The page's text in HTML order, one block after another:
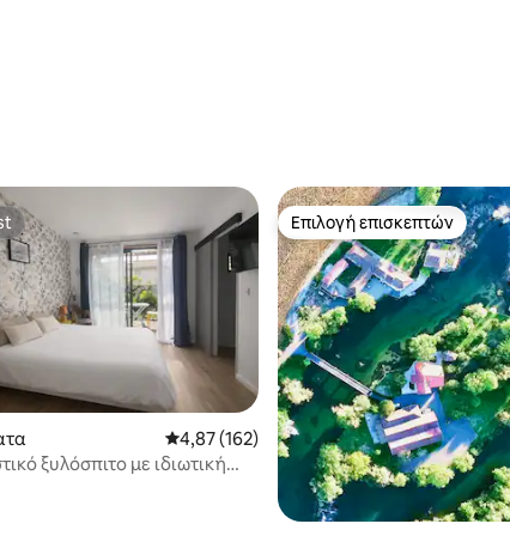
στα 5, 8 κριτικές
Μέση βαθμολογία: 4,87 στα 5, 162 κριτικές
4,87 (162)
ξυλόσπιτο με ιδιωτική
Επιλογή επισκεπτών
Επιλογή επισκεπτών